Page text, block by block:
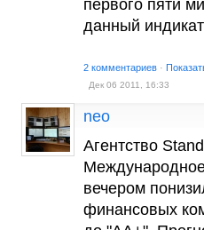
первого пяти
данный
2 комментариев ·
Дек 06 2011, 16:33
neo
Агентство
Международное
вечером
финансовых